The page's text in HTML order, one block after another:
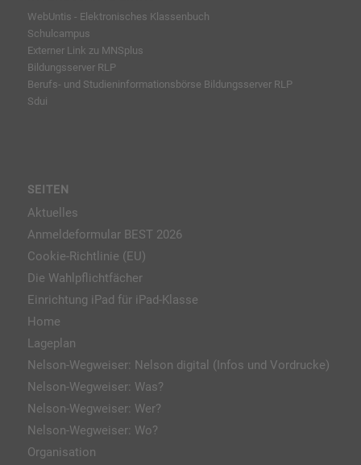
WebUntis - Elektronisches Klassenbuch
Schulcampus
Externer Link zu MNSplus
Bildungsserver RLP
Berufs- und Studieninformationsbörse Bildungsserver RLP
Sdui
SEITEN
Aktuelles
Anmeldeformular BEST 2026
Cookie-Richtlinie (EU)
Die Wahlpflichtfächer
Einrichtung iPad für iPad-Klasse
Home
Lageplan
Nelson-Wegweiser: Nelson digital (Infos und Vordrucke)
Nelson-Wegweiser: Was?
Nelson-Wegweiser: Wer?
Nelson-Wegweiser: Wo?
Organisation